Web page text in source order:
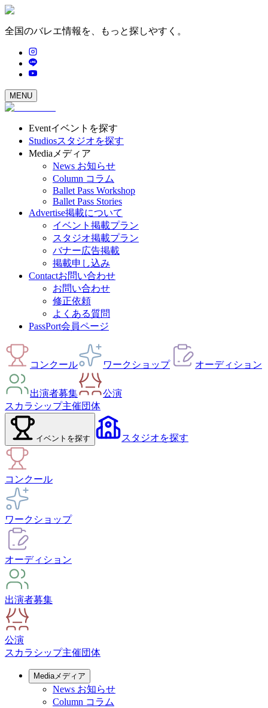
全国のバレエ情報を、もっと探しやすく。
MENU
Eventイベントを探す
Studiosスタジオを探す
Media メディア
News お知らせ
Column コラム
Ballet Pass Workshop
Ballet Pass Stories
Advertise掲載について
イベント掲載プラン
スタジオ掲載プラン
バナー広告掲載
掲載申し込み
Contactお問い合わせ
お問い合わせ
修正依頼
よくある質問
PassPort会員ページ
コンクール ワークショップ オーディション
出演者募集
公演
スカラシップ主催団体
イベント を探す スタジオを探す
コンクール
ワークショップ
オーディション
出演者募集
公演
スカラシップ主催団体
Mediaメディア
News お知らせ
Column コラム